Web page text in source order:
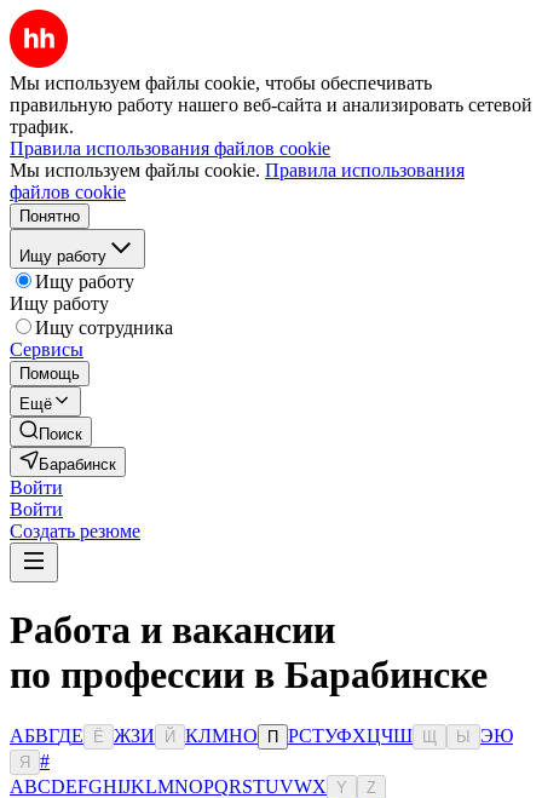
Мы используем файлы cookie, чтобы обеспечивать
правильную работу нашего веб-сайта и анализировать сетевой
трафик.
Правила использования файлов cookie
Мы используем файлы cookie. Правила использования
файлов cookie
Понятно
Ищу работу
Ищу работу
Ищу работу
Ищу сотрудника
Сервисы
Помощь
Ещё
Поиск
Барабинск
Войти
Войти
Создать резюме
Работа и вакансии
по профессии в Барабинске
АБВГДЕ Ё ЖЗИ Й КЛМНО П РСТУФХЦЧШ Ы ЭЮ
Я
#
ABCDEFGHIJKLMNOPQRSTUVWX Y Z